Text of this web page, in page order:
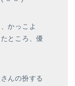
かっこよ
ところ、優
んの扮する